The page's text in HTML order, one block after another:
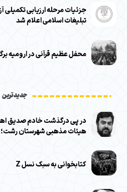
جزئیات مرحله ارزیابی
تبلیغات اسلامی اعلام شد
محفل عظیم قرآنی در ارومیه
جدیدترین
در پی درگذشت خادم صدیق
هیئات مذهبی شهرستان رشت؛
کتابخوانی به سبک نسل Z